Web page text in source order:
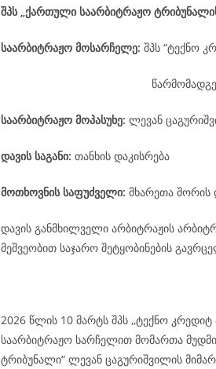
შპს „ქართული საარბიტრაჟო
საარბიტრაჟო მოსარჩელე: შპს “ტექნო
საარბიტრაჟო მოპასუხე: ლევან
დავის საგანი: თანხის დაკისრება
მოთხოვნის საფუძველი: მხარეთა შორის
დავის განმხილველი არბიტრაჟის
მეშვეობით საჯარო შეტყობინების
2026 წლის 10 მარტს შპს ,,ტექნო კრედიტ
საარბიტრაჟო სარჩელით მომართა
ტრიბუნალი“ ლევან ცაგურიშვილის